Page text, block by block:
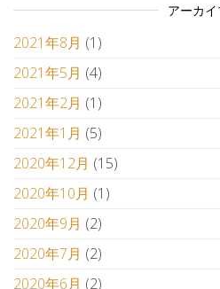
アーカ
2021年8月 (1)
2021年5月 (4)
2021年2月 (1)
2021年1月 (5)
2020年12月 (15)
2020年10月 (1)
2020年9月 (2)
2020年7月 (2)
2020年6月 (2)